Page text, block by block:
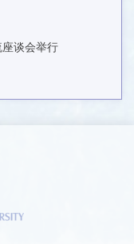
谈会举行